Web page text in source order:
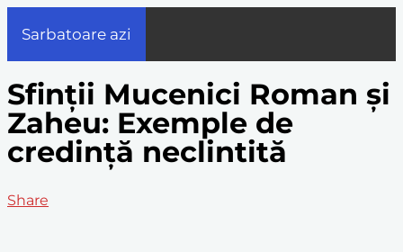
Sarbatoare azi
Sfinții Mucenici Roman și
Zaheu: Exemple de
credință neclintită
Share